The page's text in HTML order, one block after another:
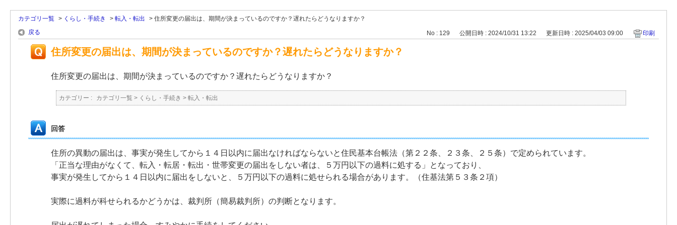
カテゴリ一覧 > くらし・手続き > 転入・転出 > 住所変更の届出は、期間が決まっているのですか？遅れたらどうなりますか？
戻る
No : 129 公開日時 : 2024/10/31 13:22 更新日時 : 2025/04/03 09:00 印刷
住所変更の届出は、期間が決まっているのですか？遅れたらどうなりますか？
住所変更の届出は、期間が決まっているのですか？遅れたらどうなりますか？
カテゴリー : カテゴリ一覧 > くらし・手続き > 転入・転出
回答
住所の異動の届出は、事実が発生してから１４日以内に届出なければならないと住民基本台帳法（第２２条、２３条、２５条）で定められています。
「正当な理由がなくて、転入・転居・転出・世帯変更の届出をしない者は、５万円以下の過料に処する」となっており、
事実が発生してから１４日以内に届出をしないと、５万円以下の過料に処せられる場合があります。（住基法第５３条２項）
実際に過料が科せられるかどうかは、裁判所（簡易裁判所）の判断となります。